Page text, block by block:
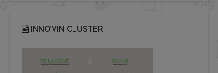
INNO’VIN CLUSTER